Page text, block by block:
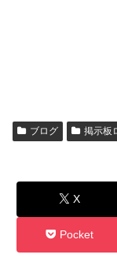
ブログ 掲示板
X
Pocket